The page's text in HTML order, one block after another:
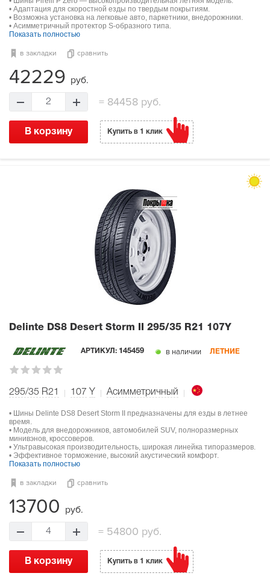
• Адаптация для скоростной езды по твердым покрытиям.
• Возможна установка на легковые авто, паркетники, внедорожники.
• Асимметричный протектор S-образного типа.
Показать полностью
в закладки сравнить
42229 руб.
2 = 84458 руб.
В корзину Купить в 1 клик
Delinte DS8 Desert Storm II 295/35 R21 107Y
АРТИКУЛ: 145459 в наличии ЛЕТНИЕ
295/35 R21 107 Y Асимметричный
• Шины Delinte DS8 Desert Storm II предназначены для езды в летнее
время.
• Модель для внедорожников, автомобилей SUV, полноразмерных
минивэнов, кроссоверов.
• Ультравысокая производительность, широкая линейка типоразмеров.
• Эффективное торможение, высокий акустический комфорт.
Показать полностью
в закладки сравнить
13700 руб.
4 = 54800 руб.
В корзину Купить в 1 клик